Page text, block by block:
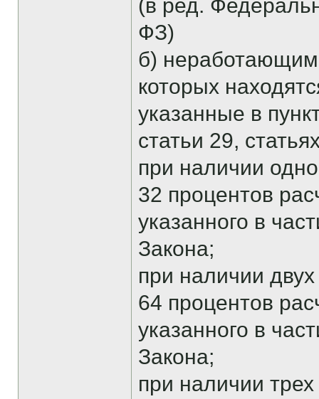
(в ред.
ФЗ)
б)
которых
указанные в
статьи 29,
при наличии
32 процентов
указанного в
Закона;
при наличии
64 процентов
указанного в
Закона;
при наличии